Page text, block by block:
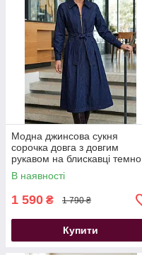
Модна джинсова сукня
сорочка довга з довгим
рукавом на блискавці темно
синя
В наявності
1 590 ₴ 1 790 ₴
Купити